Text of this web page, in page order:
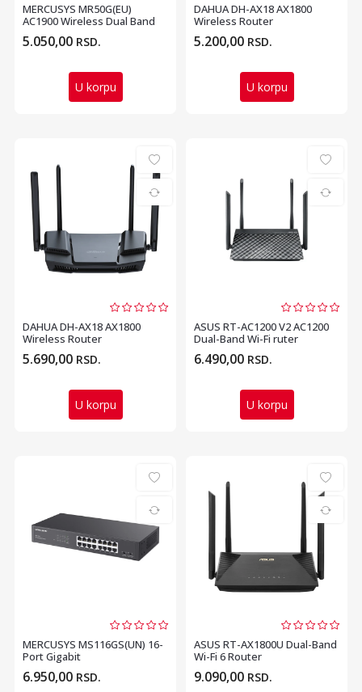
MERCUSYS MR50G(EU)
AC1900 Wireless Dual Band
Gigabit Router
5.050,00 RSD.
U korpu
DAHUA DH-AX18 AX1800
Wireless Router
5.200,00 RSD.
U korpu
DAHUA DH-AX18 AX1800
Wireless Router
5.690,00 RSD.
U korpu
ASUS RT-AC1200 V2 AC1200
Dual-Band Wi-Fi ruter
6.490,00 RSD.
U korpu
MERCUSYS MS116GS(UN) 16-
Port Gigabit
DesktopRackmount Switch
6.950,00 RSD.
ASUS RT-AX1800U Dual-Band
Wi-Fi 6 Router
9.090,00 RSD.